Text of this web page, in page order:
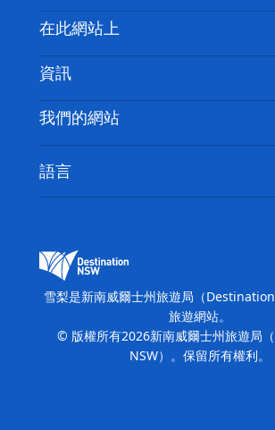
喳
喳
聯絡我們
免責聲明
隱私
Cookie 通知
在此網站上
目的地
要做的事情
新南威爾士州公路旅行
活動
住宿
資訊
旅行資訊
無障礙雪梨
列出您的業務
我們的網站
新南威爾士州旅遊局（Destination
心
繽紛雪梨燈光音樂節
語言
雪梨是新南威爾士州旅遊局（
旅遊網站。
© 版權所有2026新南威爾士州旅遊局
NSW）。保留所有權利。